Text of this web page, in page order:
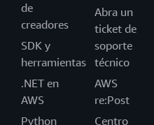
de
creadores
SDK y
herramientas
.NET en
AWS
Python
Abra un
ticket de
soporte
técnico
AWS
re:Post
Centro